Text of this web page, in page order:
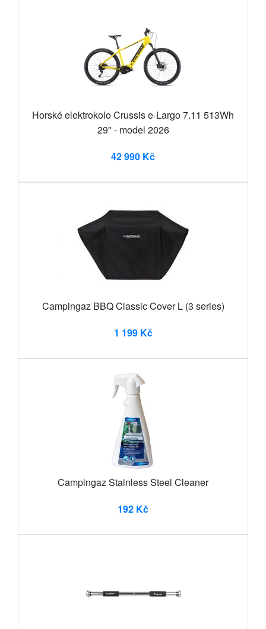
Horské elektrokolo Crussis e-Largo 7.11 513Wh
29" - model 2026
42 990 Kč
Campingaz BBQ Classic Cover L (3 series)
1 199 Kč
Campingaz Stainless Steel Cleaner
192 Kč